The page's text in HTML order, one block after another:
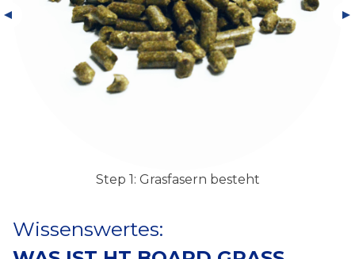
Wissenswertes:
Step 1: Grasfasern besteht